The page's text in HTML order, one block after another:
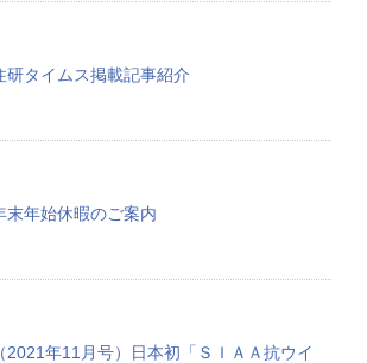
研タイムス掲載記事紹介
末年始休暇のご案内
2021年11月号）日本初「ＳＩＡＡ抗ウイ